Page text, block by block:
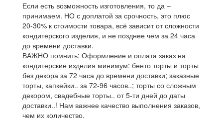
Если есть возможность изготовления, то да –
принимаем. НО с доплатой за срочность, это плюс
20-30% к стоимости товара, всё зависит от сложности
кондитерского изделия, и не позднее чем за 24 часа
до времени доставки.
ВАЖНО помнить: Оформление и оплата заказ на
кондитерские изделия минимум: бенто торты и торты
без декора за 72 часа до времени доставки; заказные
торты, капкейки.. за 72-96 часов..; торты со сложным
декором, свадебные торты.. от 5-ти дней до даты
доставки..! Нам важнее качество выполнения заказов,
чем их количество.